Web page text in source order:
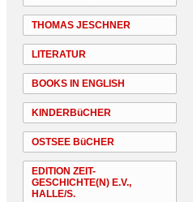
THOMAS JESCHNER
LITERATUR
BOOKS IN ENGLISH
KINDERBüCHER
OSTSEE BüCHER
EDITION ZEIT-
GESCHICHTE(N) E.V.,
HALLE/S.